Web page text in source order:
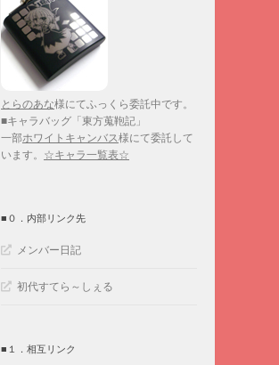
とらのあな様にてふっくら委託中です。
■キャラバッグ「東方蒐鞄記」
一部ホワイトキャンバス様にて委託して
います。 ☆キャラ一覧表☆
■０．内部リンク先
メンバー日記
初代すてら～しぇる
■１．相互リンク